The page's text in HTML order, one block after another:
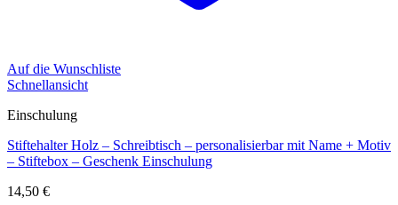
Auf die Wunschliste
Schnellansicht
Einschulung
Stiftehalter Holz – Schreibtisch – personalisierbar mit Name + Motiv
– Stiftebox – Geschenk Einschulung
14,50 €